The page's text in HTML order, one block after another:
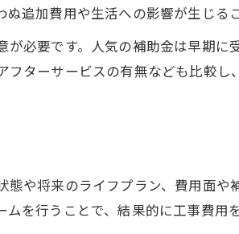
費用見積もりのポイント
見積もりのコツを解説
ム費用の節約方法
追加費用や生活への影響が生じる
必要です。人気の補助金は早期に
ターサービスの有無なども比較し
や将来のライフプラン、費用面や
を行うことで、結果的に工事費用